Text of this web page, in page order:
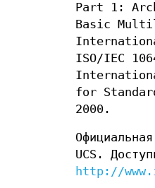
Part 1:
Basic
ISO/IEC
for
2000.
UCS.
http://